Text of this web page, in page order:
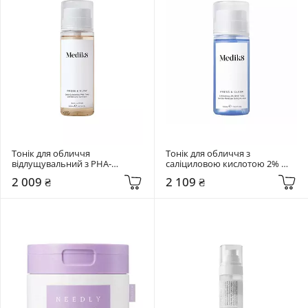
Тонік для обличчя
відлущувальний з PHA-
Press & Glow
2 009 ₴
Тонік для обличчя з
саліциловою кислотою 2%
Medik8 150 мл Press & Clear
2 109 ₴